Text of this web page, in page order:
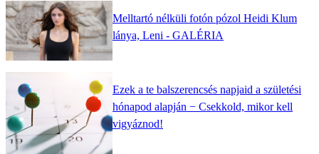
Melltartó nélküli fotón pózol Heidi Klum
lánya, Leni - GALÉRIA
Ezek a te balszerencsés napjaid a születési
hónapod alapján − Csekkold, mikor kell
vigyáznod!